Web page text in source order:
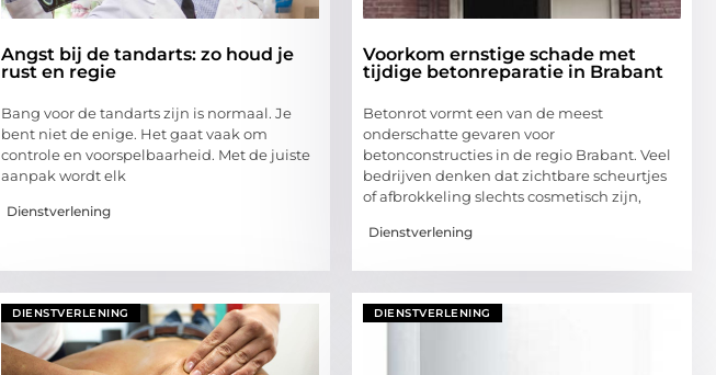
Angst bij de tandarts: zo houd je
rust en regie
Bang voor de tandarts zijn is normaal. Je
bent niet de enige. Het gaat vaak om
controle en voorspelbaarheid. Met de juiste
aanpak wordt elk
Dienstverlening
Voorkom ernstige schade met
tijdige betonreparatie in Brabant
Betonrot vormt een van de meest
onderschatte gevaren voor
betonconstructies in de regio Brabant. Veel
bedrijven denken dat zichtbare scheurtjes
of afbrokkeling slechts cosmetisch zijn,
Dienstverlening
DIENSTVERLENING DIENSTVERLENING